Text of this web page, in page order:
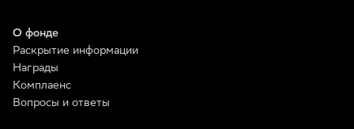
О фонде
Раскрытие информации
Награды
Комплаенс
Вопросы и ответы